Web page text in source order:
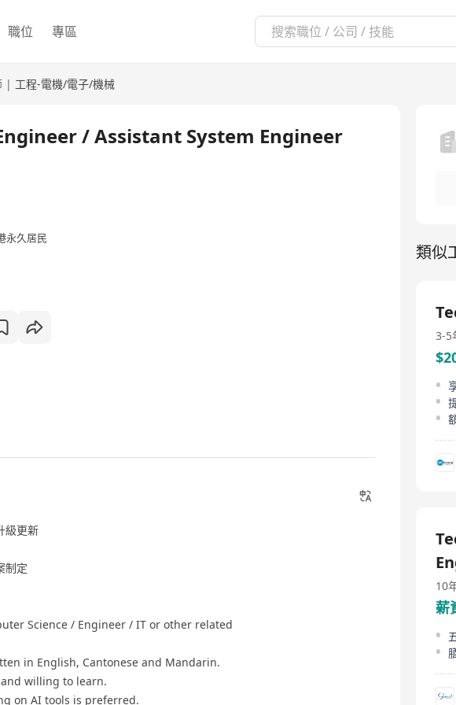
職位 專區
| 工程-電機/電子/機械
/ Assistant System Engineer
永久居民
級更新
制定
Science / Engineer / IT or other related
in English, Cantonese and Mandarin.
willing to learn.
on AI tools is preferred.
類似
3-5
10
薪